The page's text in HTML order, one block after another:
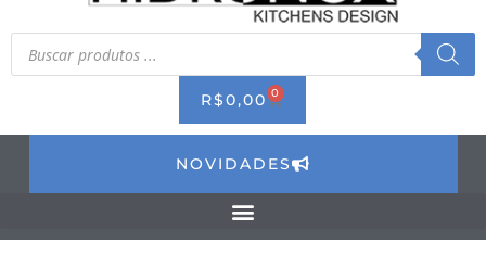
Pesquisar
produtos
R$0,00 0 CART
NOVIDADES